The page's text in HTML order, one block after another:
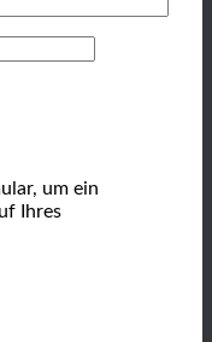
um ein
Ihres